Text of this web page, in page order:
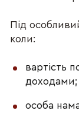
Під
коли:
вартість
доходами;
особа